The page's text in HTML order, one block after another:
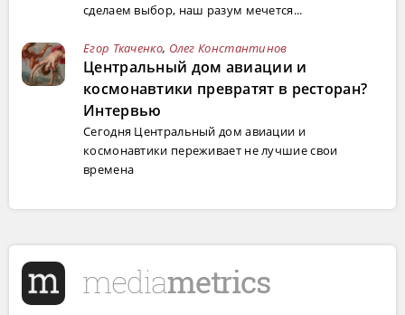
сделаем выбор, наш разум мечется...
Егор Ткаченко, Олег Константинов
Центральный дом авиации и
космонавтики превратят в ресторан?
Интервью
Сегодня Центральный дом авиации и
космонавтики переживает не лучшие свои
времена